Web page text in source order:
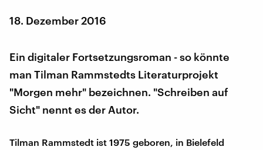
18. Dezember 2016
Ein digitaler Fortsetzungsroman - so könnte
man Tilman Rammstedts Literaturprojekt
"Morgen mehr" bezeichnen. "Schreiben auf
Sicht" nennt es der Autor.
Tilman Rammstedt ist 1975 geboren, in Bielefeld